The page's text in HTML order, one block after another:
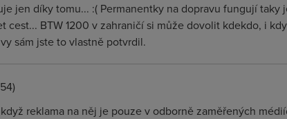
jen díky tomu... :( Permanentky na dopravu fungují taky
cest... BTW 1200 v zahraničí si může dovolit kdekdo, i
sám jste to vlastně potvrdil.
reklama na něj je pouze v odborně zaměřených